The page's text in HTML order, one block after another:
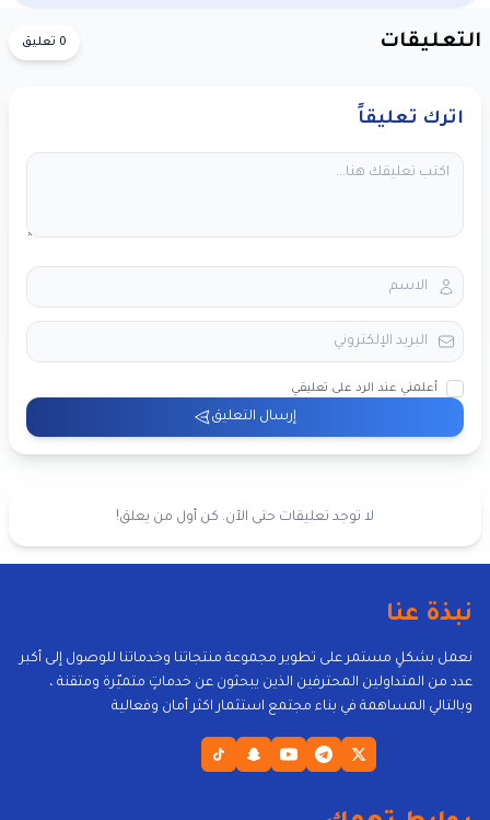
التعليقات 0 تعليق
اترك تعليقاً
أعلمني عند الرد على تعليقي
إرسال التعليق
لا توجد تعليقات حتى الآن. كن أول من يعلق!
نبذة عنا
نعمل بشكلٍ مستمر على تطوير مجموعة منتجاتنا وخدماتنا للوصول إلى أكبر
عدد من المتداولين المحترفين الذين يبحثون عن خدماتٍ متميّرة ومتقنة ،
وبالتالي المساهمة في بناء مجتمع استثمار اكثر أمان وفعالية